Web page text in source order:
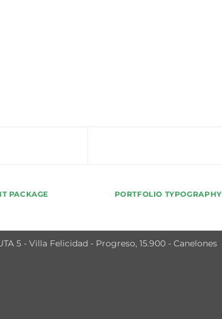
PACKAGE PORTFOLIO TYPOGRAPHY
5 - Villa Felicidad - Progreso, 15.900 - Canelones